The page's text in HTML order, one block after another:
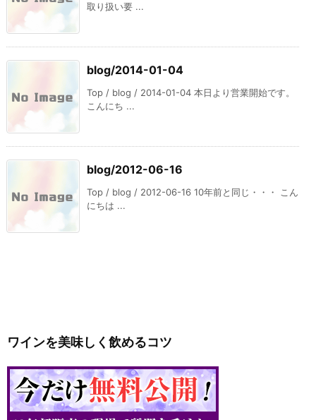
取り扱い要 ...
blog/2014-01-04
Top / blog / 2014-01-04 本日より営業開始です。
こんにち ...
blog/2012-06-16
Top / blog / 2012-06-16 10年前と同じ・・・ こん
にちは ...
ワインを美味しく飲めるコツ